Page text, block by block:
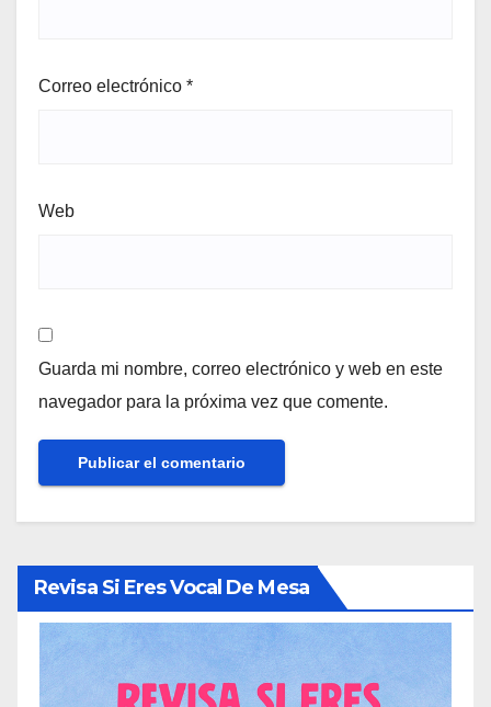
Correo electrónico *
Web
Guarda mi nombre, correo electrónico y web en este
navegador para la próxima vez que comente.
Revisa Si Eres Vocal De Mesa